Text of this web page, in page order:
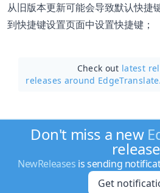
从旧版本更新可能会导致默认快捷
到快捷键设置页面中设置快捷键；
Check out latest
releases around
Don't miss a new
release
NewReleases is sending
Get